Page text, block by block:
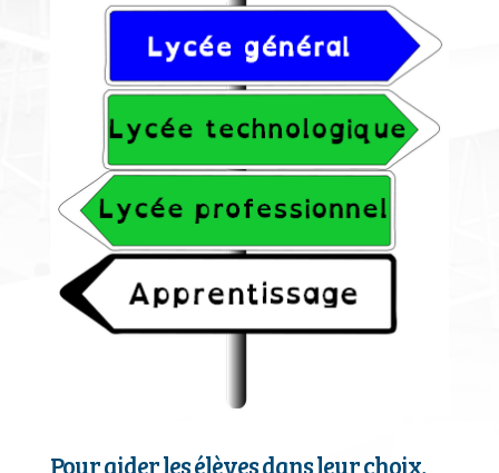
Pour aider les élèves dans leur choix,